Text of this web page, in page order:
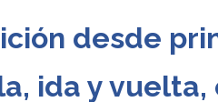
desde
ida y vuelta,